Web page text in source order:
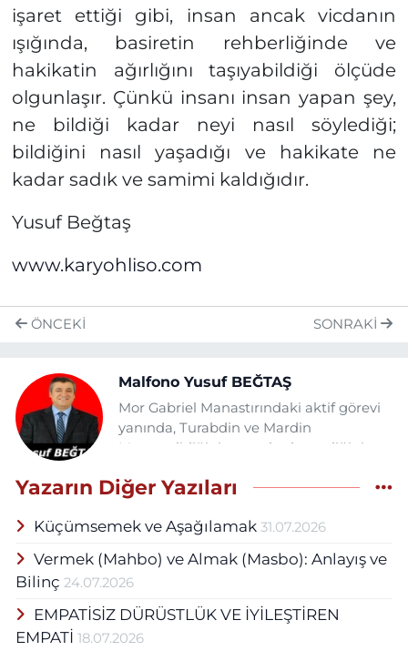
işaret ettiği gibi, insan ancak vicdanın
ışığında, basiretin rehberliğinde ve
hakikatin ağırlığını taşıyabildiği ölçüde
olgunlaşır. Çünkü insanı insan yapan şey,
ne bildiği kadar neyi nasıl söylediği;
bildiğini nasıl yaşadığı ve hakikate ne
kadar sadık ve samimi kaldığıdır.
Yusuf Beğtaş
www.karyohliso.com
ÖNCEKI SONRAKI
Malfono Yusuf BEĞTAŞ
Mor Gabriel Manastırındaki aktif görevi
yanında, Turabdin ve Mardin
Metropolitliğinin genel sekreterliğini
hakkında toplumsal algılamaya
Edebiyatçıları ve Yazarları Birliği’nin aktif
Edebiyatı Derneğinin başkanıdır. ܿ Biri
Türkçe, ikisi Süryanice olmak üzere
yayınlanmış üç adet edebi kitabın
yazarıdır. Toplumsal içerikli Türkçe ve
Yazarın Diğer Yazıları
Küçümsemek ve Aşağılamak 31.07.2026
Vermek (Mahbo) ve Almak (Masbo): Anlayış ve
Bilinç 24.07.2026
EMPATİSİZ DÜRÜSTLÜK VE İYİLEŞTİREN
EMPATİ 18.07.2026